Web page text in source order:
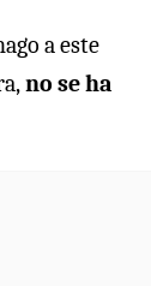
a este
no se ha